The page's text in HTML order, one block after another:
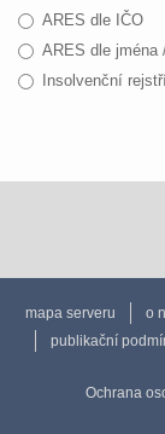
ARES dle IČO
ARES dle jména
Insolvenční
mapa serveru o
publikační
Ochrana